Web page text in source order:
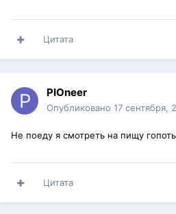
Цитата
PIOneer
Опубликовано 17 сентября,
Не поеду я смотреть на пищу
Цитата